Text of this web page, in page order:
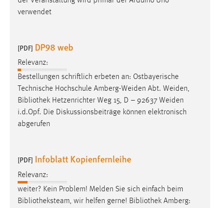
verwendet
[PDF] DP98 web
Relevanz:
Bestellungen schriftlich erbeten an: Ostbayerische
Technische Hochschule Amberg-Weiden Abt. Weiden,
Bibliothek Hetzenrichter Weg 15, D – 92637 Weiden
i.d.Opf. Die Diskussionsbeiträge können elektronisch
abgerufen
[PDF] Infoblatt Kopienfernleihe
Relevanz:
weiter? Kein Problem! Melden Sie sich einfach beim
Bibliotheksteam, wir helfen gerne! Bibliothek Amberg: